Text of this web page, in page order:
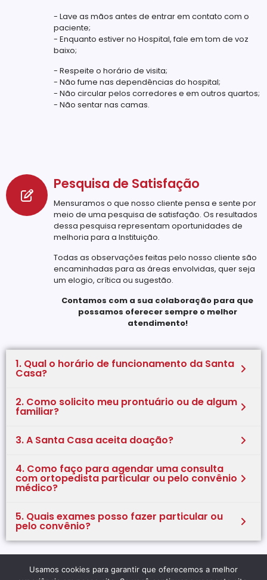
- Lave as mãos antes de entrar em contato com o
paciente;
- Enquanto estiver no Hospital, fale em tom de voz
baixo;
- Respeite o horário de visita;
- Não fume nas dependências do hospital;
- Não circular pelos corredores e em outros quartos;
- Não sentar nas camas.
Pesquisa de Satisfação
Mensuramos o que nosso cliente pensa e sente por
meio de uma pesquisa de satisfação. Os resultados
dessa pesquisa representam oportunidades de
melhoria para a Instituição.
Todas as observações feitas pelo nosso cliente são
encaminhadas para as áreas envolvidas, quer seja
um elogio, crítica ou sugestão.
Contamos com a sua colaboração para que
possamos oferecer sempre o melhor
atendimento!
1. Qual o horário de funcionamento da Santa
Casa?
2. Como solicito meu prontuário ou de algum
familiar?
3. A Santa Casa aceita doação?
4. Como faço para agendar uma consulta
com ortopedista particular ou pelo convênio
médico?
5. Quais exames posso fazer particular ou
pelo convênio?
Usamos cookies para garantir que oferecemos a melhor